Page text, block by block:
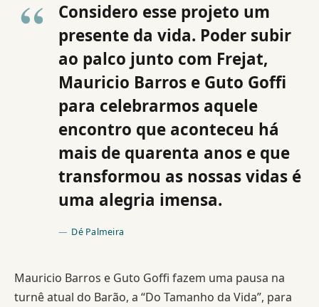
Considero esse projeto um
presente da vida. Poder subir
ao palco junto com Frejat,
Mauricio Barros e Guto Goffi
para celebrarmos aquele
encontro que aconteceu há
mais de quarenta anos e que
transformou as nossas vidas é
uma alegria imensa.
Dé Palmeira
Mauricio Barros e Guto Goffi fazem uma pausa na
turnê atual do Barão, a “Do Tamanho da Vida”, para